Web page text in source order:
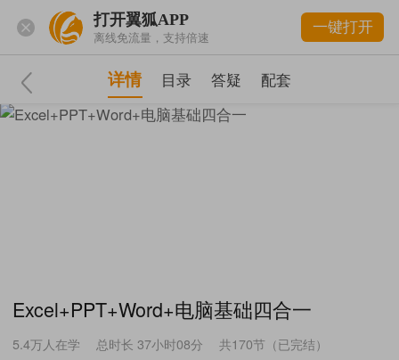
打开翼狐APP
离线免流量，支持倍速
一键打开
详情 目录 答疑 配套
Excel+PPT+Word+电脑基础四合一
5.4万人在学 总时长 37小时08分 共170节（已完结）